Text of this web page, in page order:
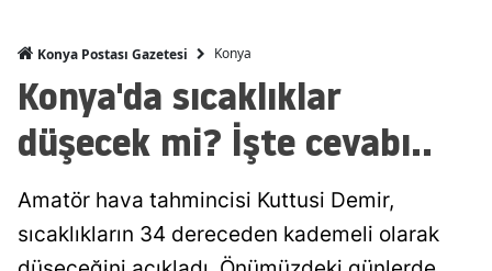
Sakarya
Konya Postası Gazetesi Konya
Konya'da sıcaklıklar
düşecek mi? İşte cevabı..
Amatör hava tahmincisi Kuttusi Demir,
sıcaklıkların 34 dereceden kademeli olarak